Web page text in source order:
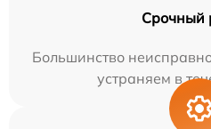
Срочный
Большинство
устраняем в